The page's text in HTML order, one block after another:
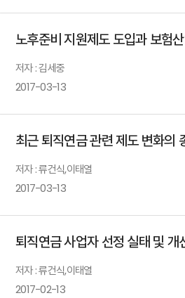
노후준비 지원제도 도입과 보험
저자 : 김세중
2017-03-13
최근 퇴직연금 관련 제도 변화의
저자 : 류건식,이태열
2017-03-13
퇴직연금 사업자 선정 실태 및 개
저자 : 류건식,이태열
2017-02-13